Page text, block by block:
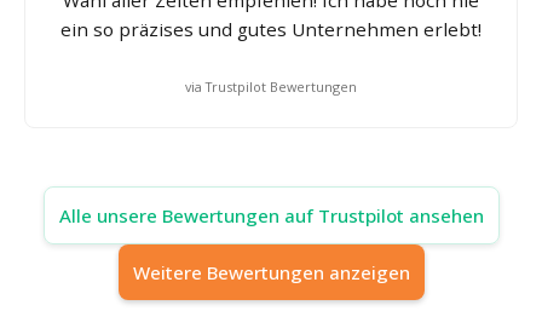
ein so präzises und gutes Unternehmen erlebt!
via Trustpilot Bewertungen
Alle unsere Bewertungen auf Trustpilot ansehen
Weitere Bewertungen anzeigen